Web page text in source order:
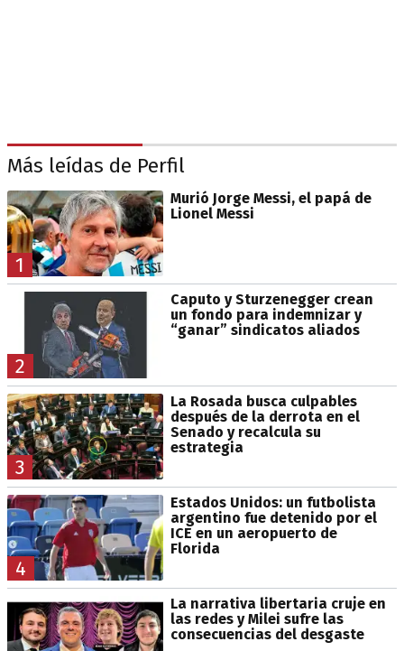
Más leídas de Perfil
1
Murió Jorge Messi, el papá de
Lionel Messi
2
Caputo y Sturzenegger crean
un fondo para indemnizar y
“ganar” sindicatos aliados
3
La Rosada busca culpables
después de la derrota en el
Senado y recalcula su
estrategia
4
Estados Unidos: un futbolista
argentino fue detenido por el
ICE en un aeropuerto de
Florida
La narrativa libertaria cruje en
las redes y Milei sufre las
consecuencias del desgaste